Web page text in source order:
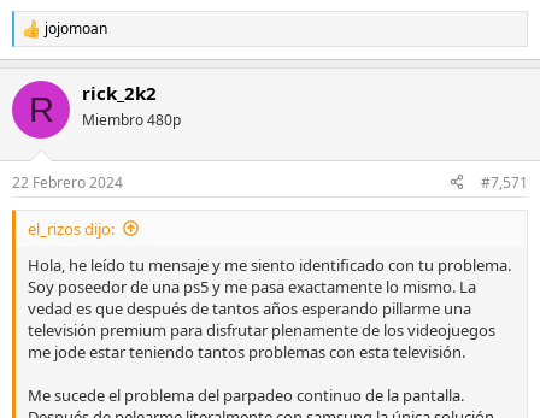
R
e
c
i
e
s
jojomoan
R rick_2k2
Miembro 480p
22 Febrero 2024 #7,571
el_rizos dijo:
Hola, he leído tu mensaje y me siento identificado con tu problema.
Soy poseedor de una ps5 y me pasa exactamente lo mismo. La
vedad es que después de tantos años esperando pillarme una
televisión premium para disfrutar plenamente de los videojuegos
me jode estar teniendo tantos problemas con esta televisión.
Me sucede el problema del parpadeo continuo de la pantalla.